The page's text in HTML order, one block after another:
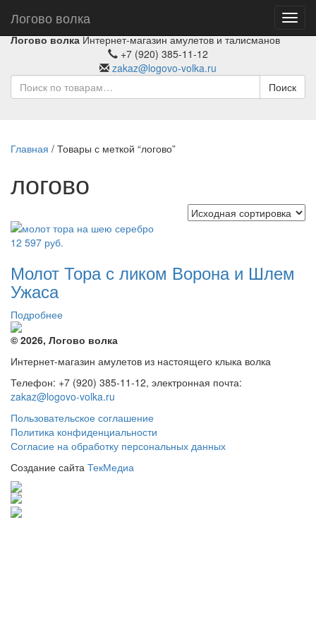
Логово волка
Логово волка Интернет-магазин амулетов и талисманов
+7 (920) 385-11-12
zakaz@logovo-volka.ru
Поиск
Главная / Товары с меткой “логово”
логово
12 597 руб.
Молот Тора с ликом Ворона и Шлем
Ужаса
Подробнее
© 2026, Логово волка
Интернет-магазин амулетов из настоящего клыка волка
Телефон: +7 (920) 385-11-12, электронная почта:
zakaz@logovo-volka.ru
Пользовательское соглашение
Политика конфиденциальности
Согласие на обработку персональных данных
Создание сайта ТекМедиа